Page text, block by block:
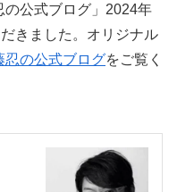
公式ブログ」2024年
きました。オリジナル
忍の公式ブログをご覧く